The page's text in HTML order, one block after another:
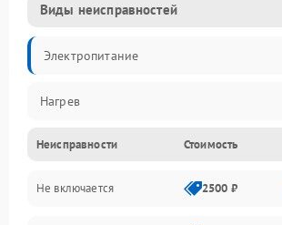
Виды неисправностей
Электропитание
Нагрев
Неисправности Стоимость
Не включается 2500 ₽